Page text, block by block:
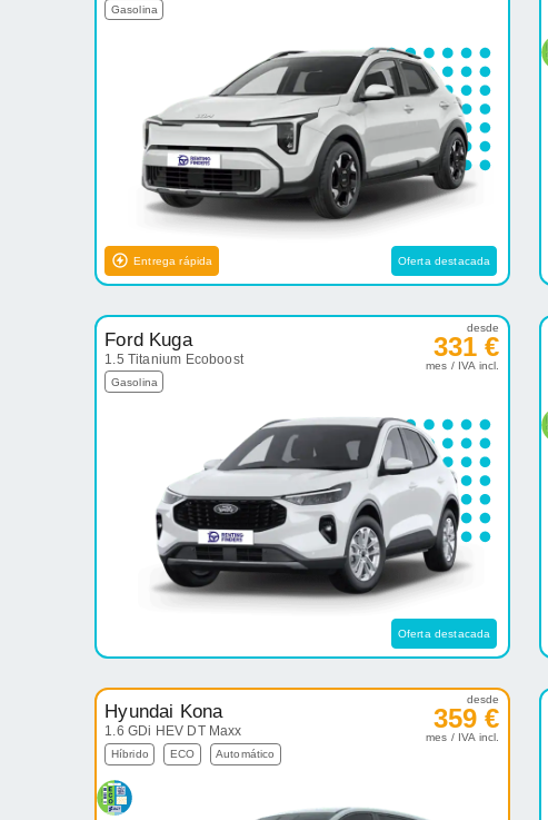
Gasolina
Entrega rápida Oferta destacada
Ford Kuga
1.5 Titanium Ecoboost
Gasolina
desde
331 €
mes / IVA incl.
Oferta destacada
Hyundai Kona
1.6 GDi HEV DT Maxx
Híbrido ECO Automático
desde
359 €
mes / IVA incl.